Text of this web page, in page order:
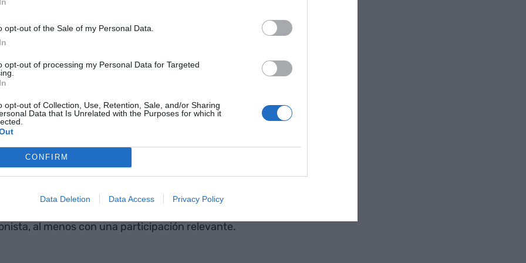
opt-out of the Sale of my Personal Data.
opt-out of processing my Personal Data for Targeted
opt-out of Collection, Use, Retention, Sale, and/or Sharing
Data that Is Unrelated with the Purposes for which it
CONFIRM
Data Deletion Data Access Privacy Policy
(a pesar de su protagonismo, la
es su consejero delegado,César González-
surgido del vivero de una de las firmas de
como es el caso de McKinsey. También
en este caso del 0,02% (unos dos millones
delegado aún hay otro cargo, como el de
de la banca,Pedro Fontana García;
clave del Banco de Bilbao (antecesor del
Catalana cuando esta acabó en manos de los
al menos con una participación relevante.